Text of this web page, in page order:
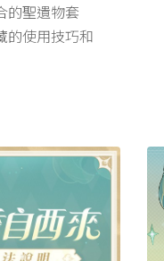
的聖遺物套
的使用技巧和